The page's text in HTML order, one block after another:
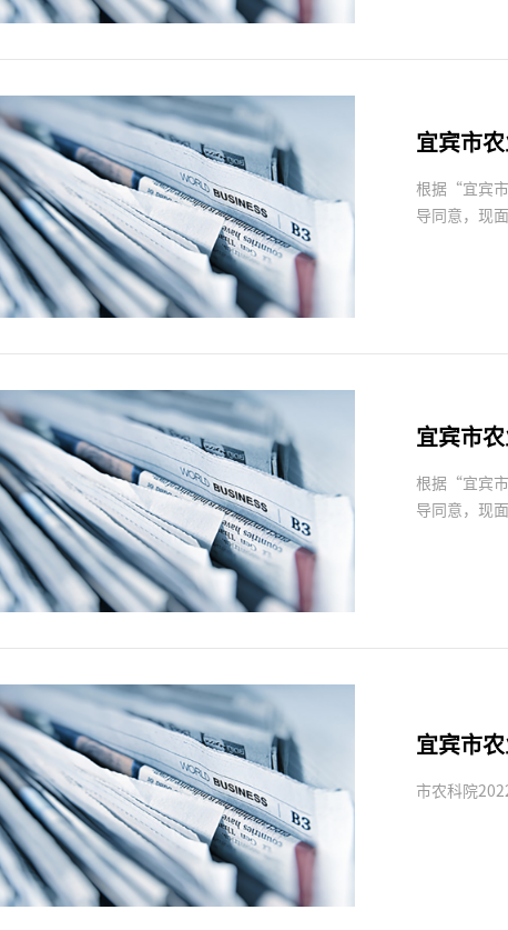
宜宾市
根据“宜宾市
导同意，现
宜宾市
根据“宜宾市
导同意，现
宜宾市
市农科院